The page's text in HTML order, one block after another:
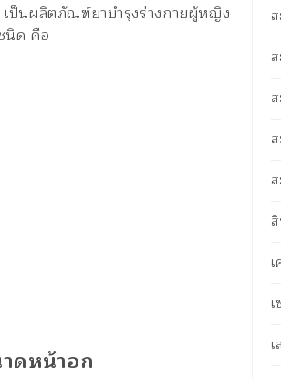
นผลิตภัณฑ์ยาบำรุงร่างกายผู้หญิง
นิด คือ
ดหน้าอก